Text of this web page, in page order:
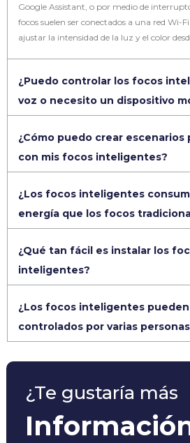
Google Assistant, o por medio de
focos suelen ser conectados a una red
ajustar la intensidad de la luz y el color
¿Puedo controlar los focos
voz o necesito un dispositivo
¿Cómo puedo crear escenarios
con mis focos inteligentes?
¿Los focos inteligentes
energía que los focos
¿Qué tan fácil es instalar los
inteligentes?
¿Los focos inteligentes
controlados por varias
¿Te gustaría más